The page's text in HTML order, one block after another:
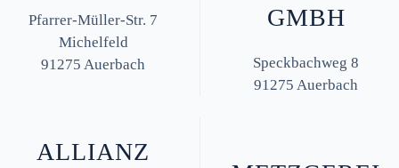
Pfarrer-Müller-Str. 7
Michelfeld
91275 Auerbach
GMBH
Speckbachweg 8
91275 Auerbach
ALLIANZ